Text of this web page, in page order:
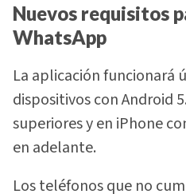
Nuevos requisitos
WhatsApp
La aplicación funcionará
dispositivos con Android
superiores y en iPhone
en adelante.
Los teléfonos que no